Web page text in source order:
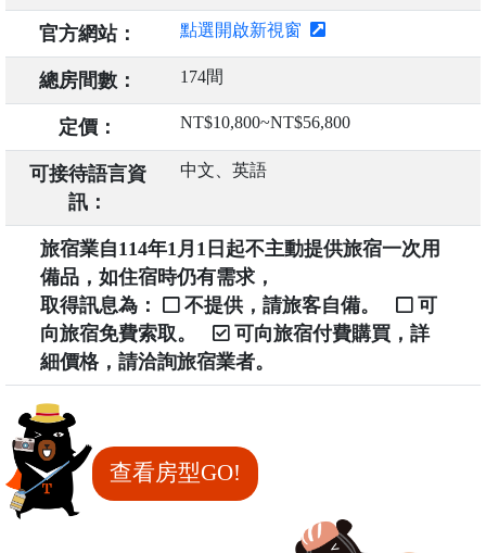
官方網站： 點選開啟新視窗
總房間數： 174間
定價： NT$10,800~NT$56,800
可接待語言資
訊：
中文、英語
旅宿業自114年1月1日起不主動提供旅宿一次用
備品，如住宿時仍有需求，
取得訊息為：
不提供，請旅客自備。
可
向旅宿免費索取。
可向旅宿付費購買，詳
細價格，請洽詢旅宿業者。
查看房型GO!